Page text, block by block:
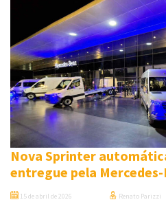
Nova Sprinter
entregue pela
15 de abril de 2026 Renato Parizzi